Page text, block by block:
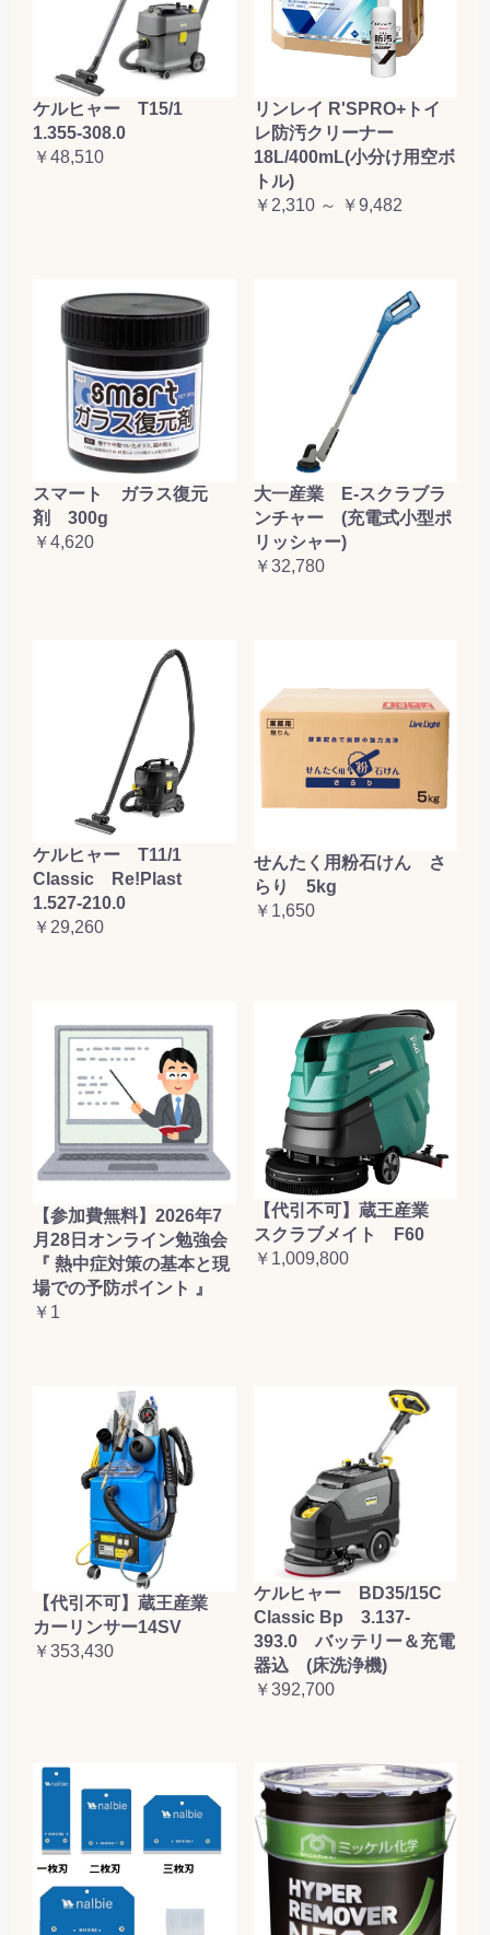
ケルヒャー T15/1
1.355-308.0
￥48,510
リンレイ R'SPRO+トイ
レ防汚クリーナー
18L/400mL(小分け用空ボ
トル)
￥2,310 ～ ￥9,482
スマート ガラス復元
剤 300g
￥4,620
大一産業 E-スクラブラ
ンチャー (充電式小型ポ
リッシャー)
￥32,780
ケルヒャー T11/1
Classic Re!Plast
1.527-210.0
￥29,260
せんたく用粉石けん さ
らり 5kg
￥1,650
【参加費無料】2026年7
月28日オンライン勉強会
『 熱中症対策の基本と現
場での予防ポイント 』
￥1
【代引不可】蔵王産業
スクラブメイト F60
￥1,009,800
【代引不可】蔵王産業
カーリンサー14SV
￥353,430
ケルヒャー BD35/15C
Classic Bp 3.137-
393.0 バッテリー＆充電
器込 (床洗浄機)
￥392,700